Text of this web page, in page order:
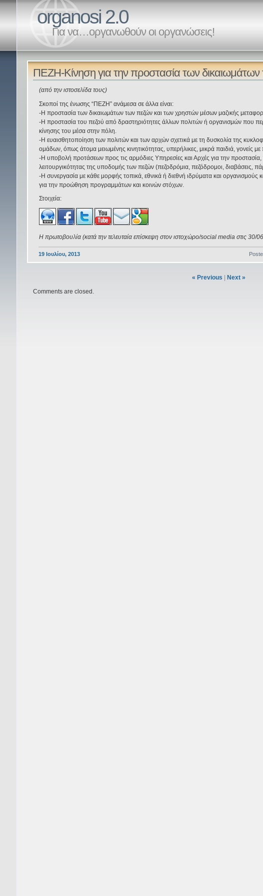
organosi 2.0
Για να…οργανωθούν οι οργανώσεις!
ΠΕΖΗ-Κίνηση για την προστασία των
(από την ιστοσελίδα τους)
Σκοποί της ένωσης “ΠΕΖΗ” ανάμεσα σε άλλα είναι:
-Η προστασία των δικαιωμάτων των πεζών και των χρηστών μέσων μαζικής
-Η προστασία του πεζού από δραστηριότητες άλλων πολιτών ή οργανισμών που
κίνησης του μέσα στην πόλη.
-Η ευαισθητοποίηση των πολιτών και των αρχών σχετικά με τη δυσκολία της
ομάδων, όπως άτομα μειωμένης κινητικότητας, υπερήλικες, μικρά παιδιά, γονείς με
-Η υποβολή προτάσεων προς τις αρμόδιες Υπηρεσίες και Αρχές για την προστασία,
λειτουργικότητας της υποδομής των πεζών (πεζοδρόμια, πεζόδρομοι, διαβάσεις,
-Η συνεργασία με κάθε μορφής τοπικά, εθνικά ή διεθνή ιδρύματα και
για την προώθηση προγραμμάτων και κοινών στόχων.
Στοιχεία:
Η πρωτοβουλία (κατά την τελευταία επίσκεψη στον ιστοχώρο/social media στις 30/
19 Ιουλίου, 2013
« Previous
Next »
Comments are closed.